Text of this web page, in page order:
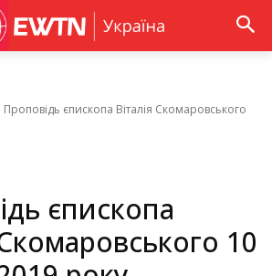
Проповідь єпископа Віталія Скомаровського
єпископа
Скомаровського 10